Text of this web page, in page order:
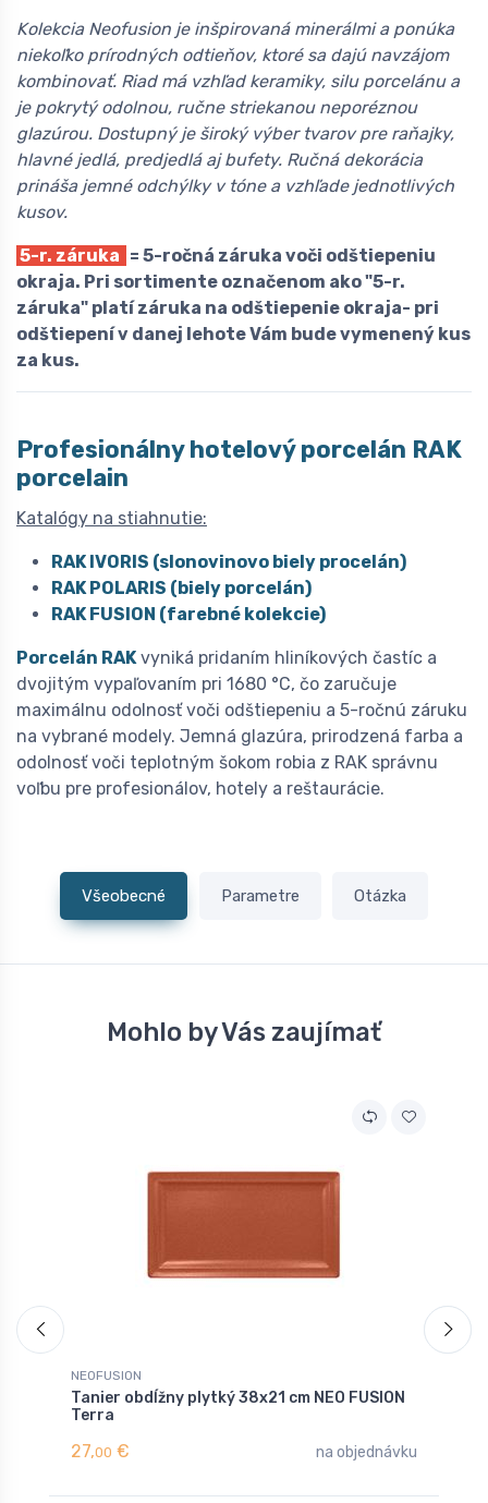
Kolekcia Neofusion je inšpirovaná minerálmi a ponúka
niekoľko prírodných odtieňov, ktoré sa dajú navzájom
kombinovať. Riad má vzhľad keramiky, silu porcelánu a
je pokrytý odolnou, ručne striekanou neporéznou
glazúrou. Dostupný je široký výber tvarov pre raňajky,
hlavné jedlá, predjedlá aj bufety. Ručná dekorácia
prináša jemné odchýlky v tóne a vzhľade jednotlivých
kusov.
5-r. záruka = 5-ročná záruka voči odštiepeniu
okraja. Pri sortimente označenom ako "5-r.
záruka" platí záruka na odštiepenie okraja- pri
odštiepení v danej lehote Vám bude vymenený kus
za kus.
Profesionálny hotelový porcelán RAK
porcelain
Katalógy na stiahnutie:
RAK IVORIS (slonovinovo biely procelán)
RAK POLARIS (biely porcelán)
RAK FUSION (farebné kolekcie)
Porcelán RAKvyniká pridaním hliníkových častíc a
dvojitým vypaľovaním pri 1680 °C, čo zaručuje
maximálnu odolnosť voči odštiepeniu a 5-ročnú záruku
na vybrané modely. Jemná glazúra, prirodzená farba a
odolnosť voči teplotným šokom robia z RAK správnu
voľbu pre profesionálov, hotely a reštaurácie.
Všeobecné Parametre Otázka
Mohlo by Vás zaujímať
NEOFUSION
Tanier obdĺžny plytký 38x21 cm NEO FUSION
Terra
27,00 € na objednávku